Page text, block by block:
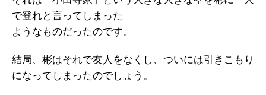
で登れと言ってしまった
ようなものだったのです。
結局、彬はそれで友人をなくし、ついには引きこもり
になってしまったのでしょう。